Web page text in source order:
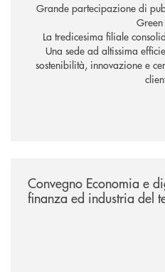
Grande partecipazione di
La tredicesima filiale
Una sede ad altissima
sostenibilità, innovazione e
Convegno Economia e
finanza ed industria del